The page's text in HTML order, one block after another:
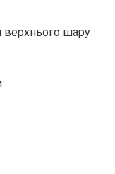
верхнього шару